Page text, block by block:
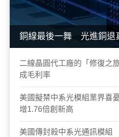
銅線最後一舞 光進銅退
二線晶圓代工廠的「修復
成毛利率
美國擬禁中系光模組業界
增1.76倍創新高
美國傳封殺中系光通訊模組